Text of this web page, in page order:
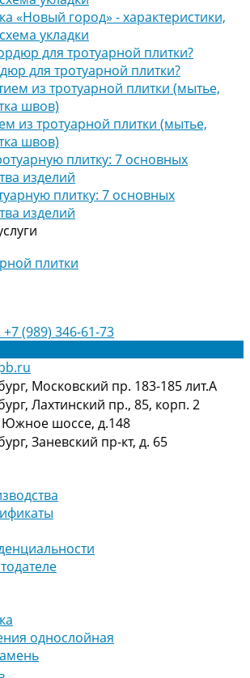
«Новый город» - характеристики,
укладки
для тротуарной плитки?
из тротуарной плитки (мытье,
швов)
плитку: 7 основных
изделий
плитки
+7 (989) 346-61-73
Московский пр. 183-185 лит.А
Лахтинский пр., 85, корп. 2
Южное шоссе, д.148
Заневский пр-кт, д. 65
однослойная